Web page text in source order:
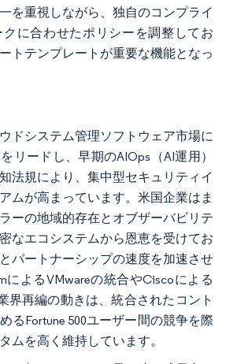
を重視しながら、独自のコンプライ
に合わせたポリシーを調整してお
トテンプレートが重要な機能となっ
ドシステム管理ソフトウェア市場に
リードし、早期のAIOps（AI運用）
法規により、集中型セキュリティイ
ムが高まっています。米国企業はま
ーの地域的存在とオブザーバビリテ
なエコシステムから恩恵を受けてお
パートナーシップの速度を加速させ
によるVMwareの統合やCiscoによる
界再編の動きは、統合されたコント
るFortune 500ユーザー間の競争を際
ムを高く維持しています。